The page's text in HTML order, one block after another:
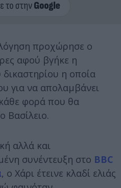
προχώρησε ο
αφού βγήκε η
η οποία
για να απολαμβάνει
φορά που θα
Βασίλειο.
αλλά και
συνέντευξη στο BBC
, ο Χάρι έτεινε κλαδί ελιάς